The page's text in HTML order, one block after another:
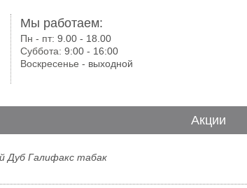
Мы работаем:
Пн - пт:9.00 - 18.00
Суббота:9:00 - 16:00
Воскресенье - выходной
Акции
Дуб Галифакс табак